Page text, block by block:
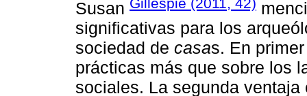
Susan
significativas para los
sociedad de casas. En
prácticas más que sobre los
sociales. La segunda